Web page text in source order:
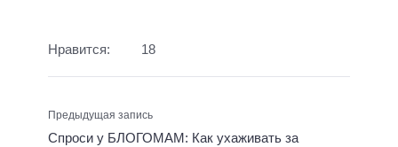
Нравится: 18
Предыдущая запись
Спроси у БЛОГОМАМ: Как ухаживать за